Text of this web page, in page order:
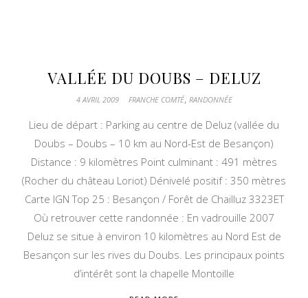
VALLÉE DU DOUBS – DELUZ
4 AVRIL 2009 FRANCHE COMTÉ, RANDONNÉE
Lieu de départ : Parking au centre de Deluz (vallée du
Doubs – Doubs – 10 km au Nord-Est de Besançon)
Distance : 9 kilomètres Point culminant : 491 mètres
(Rocher du château Loriot) Dénivelé positif : 350 mètres
Carte IGN Top 25 : Besançon / Forêt de Chailluz 3323ET
Où retrouver cette randonnée : En vadrouille 2007
Deluz se situe à environ 10 kilomètres au Nord Est de
Besançon sur les rives du Doubs. Les principaux points
d’intérêt sont la chapelle Montoille